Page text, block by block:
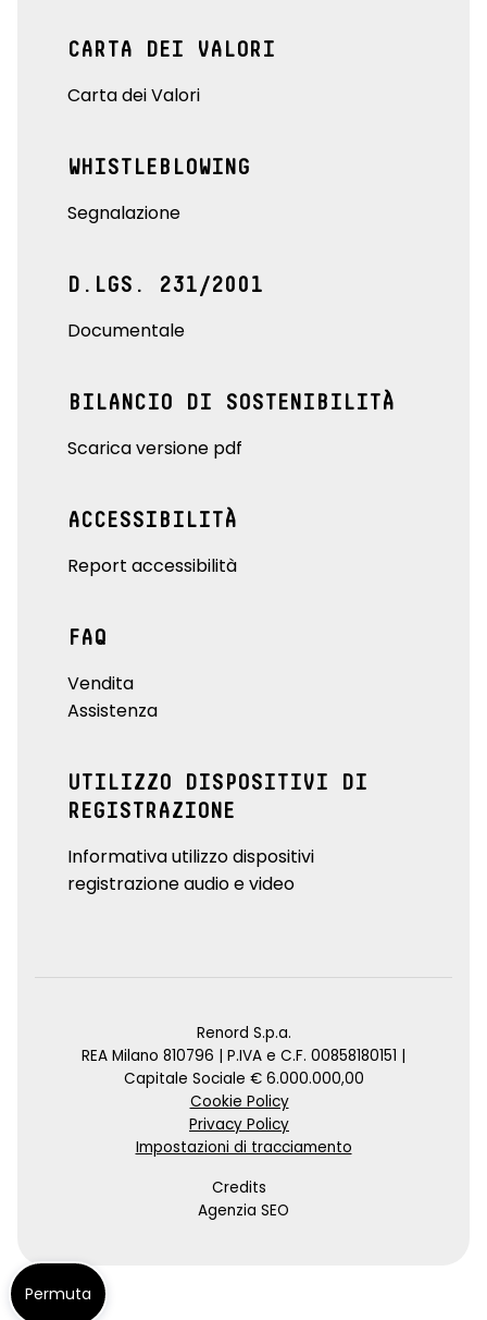
CARTA DEI VALORI
Carta dei Valori
WHISTLEBLOWING
Segnalazione
D.LGS. 231/2001
Documentale
BILANCIO DI SOSTENIBILITÀ
Scarica versione pdf
ACCESSIBILITÀ
Report accessibilità
FAQ
Vendita
Assistenza
UTILIZZO DISPOSITIVI DI
REGISTRAZIONE
Informativa utilizzo dispositivi
registrazione audio e video
Renord S.p.a.
REA Milano 810796 | P.IVA e C.F. 00858180151 |
Capitale Sociale € 6.000.000,00
Cookie Policy
Privacy Policy
Impostazioni di tracciamento
Credits
Agenzia SEO
Permuta